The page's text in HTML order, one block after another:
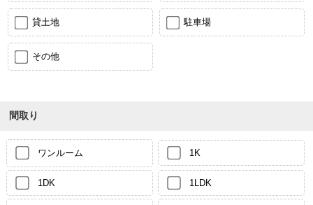
貸土地 駐車場
その他
間取り
ワンルーム 1K
1DK 1LDK